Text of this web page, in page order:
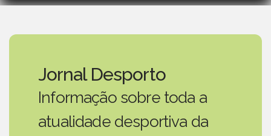
Jornal Desporto
Informação sobre toda a
atualidade desportiva da